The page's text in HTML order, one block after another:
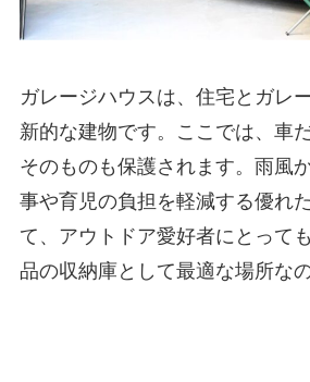
ガレージハウスは、住宅とガレ
新的な建物です。ここでは、車
そのものも保護されます。雨風
事や育児の負担を軽減する優れ
て、アウトドア愛好者にとって
品の収納庫として最適な場所なの